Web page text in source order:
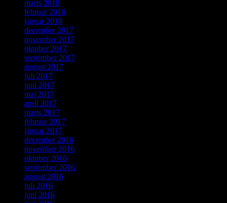
marts 2018
februar 2018
januar 2018
december 2017
november 2017
oktober 2017
september 2017
august 2017
juli 2017
juni 2017
maj 2017
april 2017
marts 2017
februar 2017
januar 2017
december 2016
november 2016
oktober 2016
september 2016
august 2016
juli 2016
juni 2016